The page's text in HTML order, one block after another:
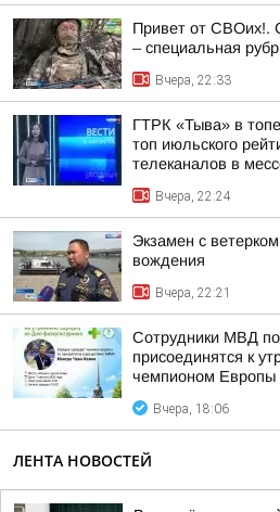
Привет от СВОих!.
– специальная
Вчера, 22:33
ГТРК «Тыва» в
топ июльского
телеканалов в
Вчера, 22:24
Экзамен с
вождения
Вчера, 22:21
Сотрудники МВД
присоединятся к
чемпионом Европы
Вчера, 18:06
ЛЕНТА НОВОСТЕЙ